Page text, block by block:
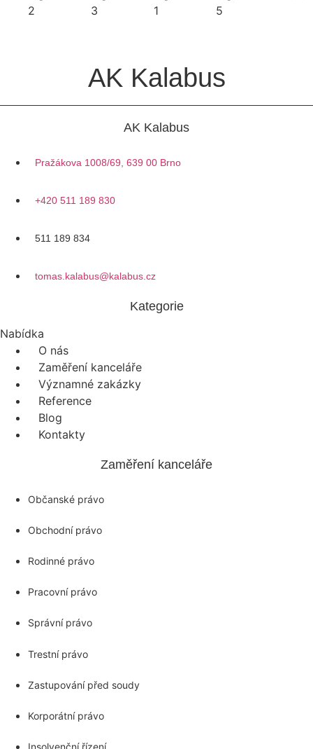
AK Kalabus
AK Kalabus
Pražákova 1008/69, 639 00 Brno
+420 511 189 830
511 189 834
tomas.kalabus@kalabus.cz
Kategorie
Nabídka
O nás
Zaměření kanceláře
Významné zakázky
Reference
Blog
Kontakty
Zaměření kanceláře
Občanské právo
Obchodní právo
Rodinné právo
Pracovní právo
Správní právo
Trestní právo
Zastupování před soudy
Korporátní právo